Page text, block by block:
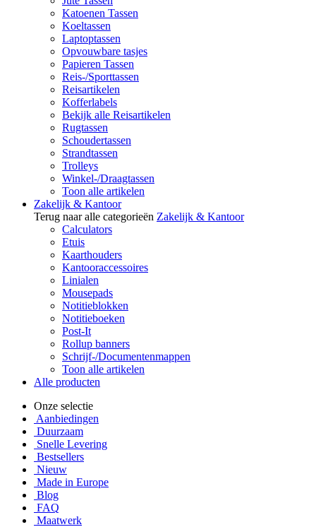
Katoenen Tassen
Koeltassen
Laptoptassen
Opvouwbare tasjes
Papieren Tassen
Reis-/Sporttassen
Reisartikelen
Kofferlabels
Bekijk alle Reisartikelen
Rugtassen
Schoudertassen
Strandtassen
Trolleys
Winkel-/Draagtassen
Toon alle artikelen
Zakelijk & Kantoor
Terug naar alle categorieën Zakelijk & Kantoor
Calculators
Etuis
Kaarthouders
Kantooraccessoires
Linialen
Mousepads
Notitieblokken
Notitieboeken
Post-It
Rollup banners
Schrijf-/Documentenmappen
Toon alle artikelen
Alle producten
Onze selectie
Aanbiedingen
Duurzaam
Snelle Levering
Bestsellers
Nieuw
Made in Europe
Blog
FAQ
Maatwerk